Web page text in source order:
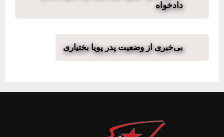
دادخواه
بی‌خبری از وضعیت پدر پویا بختیاری